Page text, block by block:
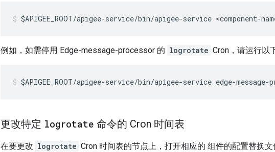
$APIGEE_ROOT/apigee-service/bin/apigee-service <component-
例如，如需停用 Edge-message-processor 的 logrotate Cron，请运行以
$APIGEE_ROOT/apigee-service/bin/apigee-service edge-
更改特定 logrotate 命令的 Cron 时间表
在要更改 logrotate Cron 时间表的节点上，打开相应的 组件的配置替换文